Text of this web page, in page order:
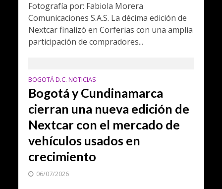
Fotografía por: Fabiola Morera
Comunicaciones S.A.S. La décima edición de
Nextcar finalizó en Corferias con una amplia
participación de compradores...
BOGOTÁ D.C. NOTICIAS
Bogotá y Cundinamarca
cierran una nueva edición de
Nextcar con el mercado de
vehículos usados en
crecimiento
06/07/2026